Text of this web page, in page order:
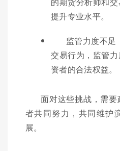
提升专业水平。
监管力度不足
交易行为，监管
资者的合法权益。
面对这些挑战，需
者共同努力，共同维护
展。